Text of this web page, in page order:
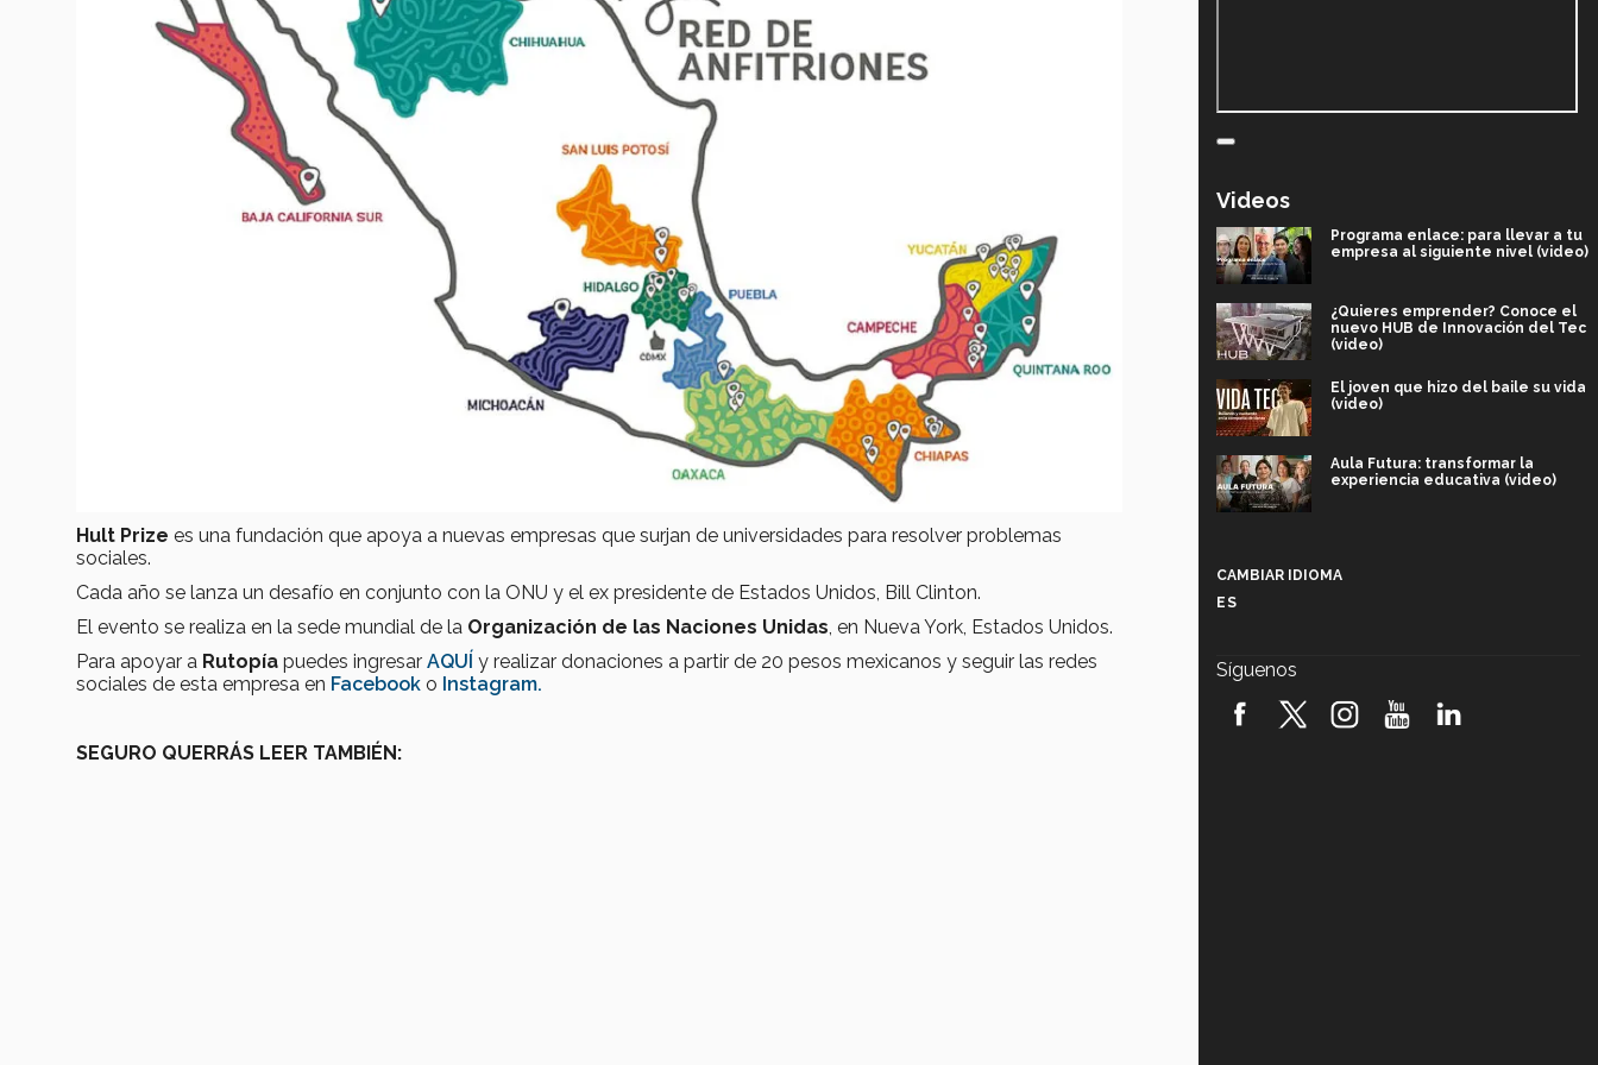
Hult Prize es una fundación que apoya a nuevas empresas que surjan de universidades para resolver problemas
sociales.
Cada año se lanza un desafío en conjunto con la ONU y el ex presidente de Estados Unidos, Bill Clinton.
El evento se realiza en la sede mundial de la Organización de las Naciones Unidas, en Nueva York, Estados Unidos.
Para apoyar a Rutopía puedes ingresar AQUÍ y realizar donaciones a partir de 20 pesos mexicanos y seguir las redes
sociales de esta empresa en Facebook o Instagram.
SEGURO QUERRÁS LEER TAMBIÉN:
Videos
Programa enlace: para llevar a tu
empresa al siguiente nivel (video)
¿Quieres emprender? Conoce el
nuevo HUB de Innovación del Tec
(video)
El joven que hizo del baile su vida
(video)
Aula Futura: transformar la
experiencia educativa (video)
robótica FIRST 2026! (video)
CAMBIAR IDIOMA
ES
Síguenos